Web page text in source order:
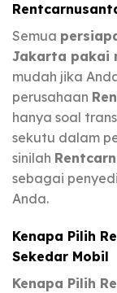
Semua
Jakarta pakai
mudah jika
perusahaan
hanya soal
sekutu dalam
sinilah
sebagai
Anda.
Kenapa Pilih
Sekedar Mobil
Kenapa Pilih